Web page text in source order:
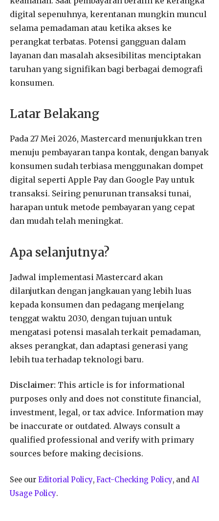
digital sepenuhnya, kerentanan mungkin muncul
selama pemadaman atau ketika akses ke
perangkat terbatas. Potensi gangguan dalam
layanan dan masalah aksesibilitas menciptakan
taruhan yang signifikan bagi berbagai demografi
konsumen.
Latar Belakang
Pada 27 Mei 2026, Mastercard menunjukkan tren
menuju pembayaran tanpa kontak, dengan banyak
konsumen sudah terbiasa menggunakan dompet
digital seperti Apple Pay dan Google Pay untuk
transaksi. Seiring penurunan transaksi tunai,
harapan untuk metode pembayaran yang cepat
dan mudah telah meningkat.
Apa selanjutnya?
Jadwal implementasi Mastercard akan
dilanjutkan dengan jangkauan yang lebih luas
kepada konsumen dan pedagang menjelang
tenggat waktu 2030, dengan tujuan untuk
mengatasi potensi masalah terkait pemadaman,
akses perangkat, dan adaptasi generasi yang
lebih tua terhadap teknologi baru.
Disclaimer: This article is for informational
purposes only and does not constitute financial,
investment, legal, or tax advice. Information may
be inaccurate or outdated. Always consult a
qualified professional and verify with primary
sources before making decisions.
See our Editorial Policy, Fact-Checking Policy, and AI
Usage Policy.